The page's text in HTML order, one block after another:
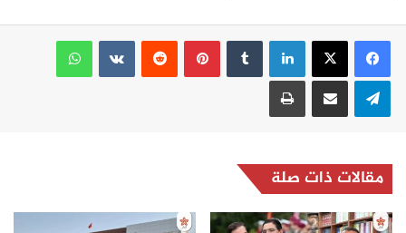
لينكدإن بينتيريست
واتساب
تيلقرام مشاركة عبر البريد طباعة
مقالات ذات صلة